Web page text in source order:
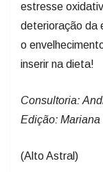
estresse
deterioração da
o
inserir na dieta!
Consultoria:
Edição:
(Alto Astral)